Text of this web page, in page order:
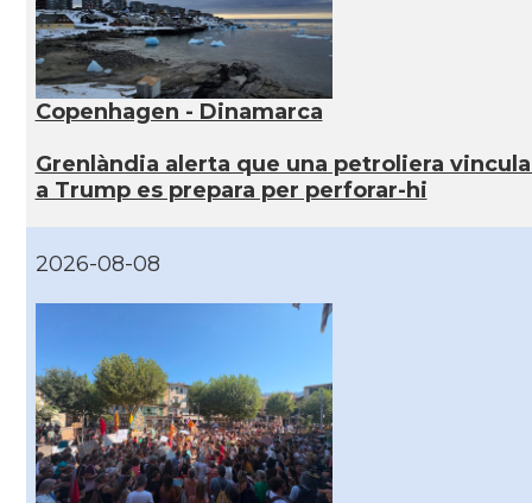
Copenhagen - Dinamarca
Grenlàndia alerta que una petroliera
a Trump es prepara per perforar-hi
2026-08-08